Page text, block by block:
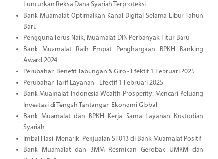
Luncurkan Reksa Dana Syariah Terproteksi
Bank Muamalat Optimalkan Kanal Digital Selama Libur Tahun
Baru
Pengguna Terus Naik, Muamalat DIN Perbanyak Fitur Baru
Bank Muamalat Raih Empat Penghargaan BPKH Banking
Award 2024
Perubahan Benefit Tabungan & Giro - Efektif 1 Februari 2025
Perubahan Tarif Layanan - Efektif 1 Februari 2025
Bank Muamalat Indonesia Wealth Prosperity: Mencari Peluang
Investasi di Tengah Tantangan Ekonomi Global
Bank Muamalat dan BPKH Kerja Sama Layanan Kustodian
Syariah
Imbal Hasil Menarik, Penjualan ST013 di Bank Muamalat Positif
Bank Muamalat dan BMM Resmikan Gerobak UMKM dan